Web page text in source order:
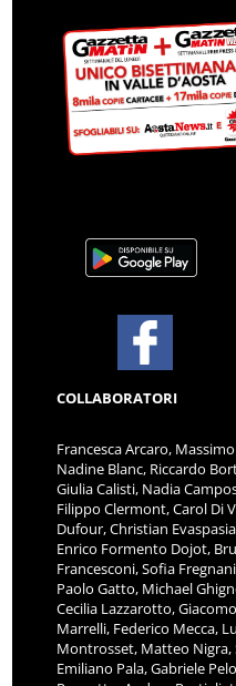
COLLABORATORI
Francesca Arcaro,
Nadine Blanc, Riccardo
Giulia Calisti, Nadia
Filippo Clermont, Carol Di
Dufour, Christian
Enrico Formento Dojot,
Francesconi, Sofia
Paolo Gatto, Michael
Cecilia Lazzarotto,
Marrelli, Federico Mecca,
Montrosset, Matteo Nigra,
Emiliano Pala, Gabriele